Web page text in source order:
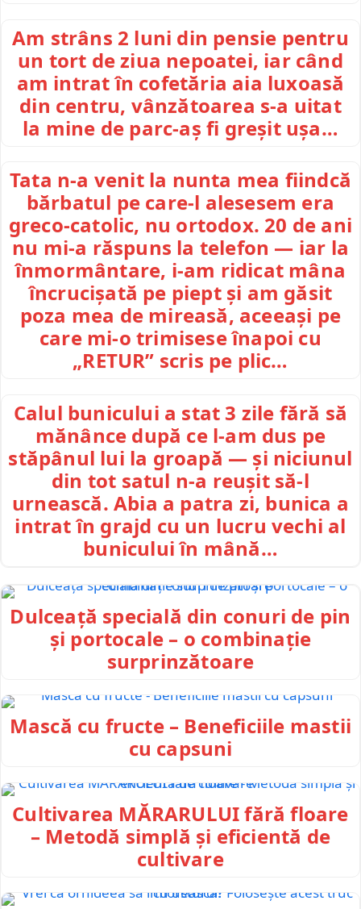
Am strâns 2 luni din pensie pentru
un tort de ziua nepoatei, iar când
am intrat în cofetăria aia luxoasă
din centru, vânzătoarea s-a uitat
la mine de parc-aș fi greșit ușa…
Tata n-a venit la nunta mea fiindcă
bărbatul pe care-l alesesem era
greco-catolic, nu ortodox. 20 de ani
nu mi-a răspuns la telefon — iar la
înmormântare, i-am ridicat mâna
încrucișată pe piept și am găsit
poza mea de mireasă, aceeași pe
care mi-o trimisese înapoi cu
„RETUR” scris pe plic…
Calul bunicului a stat 3 zile fără să
mănânce după ce l-am dus pe
stăpânul lui la groapă — și niciunul
din tot satul n-a reușit să-l
urnească. Abia a patra zi, bunica a
intrat în grajd cu un lucru vechi al
bunicului în mână…
Dulceață specială din conuri de pin
și portocale – o combinație
surprinzătoare
Mască cu fructe – Beneficiile mastii
cu capsuni
Cultivarea MĂRARULUI fără floare
– Metodă simplă și eficientă de
cultivare